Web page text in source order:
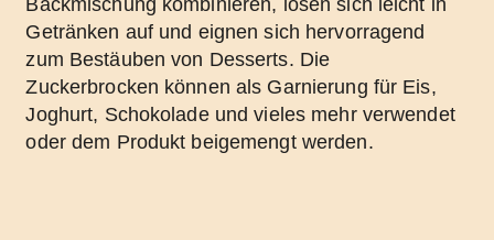
Backmischung kombinieren, lösen sich leicht in
Getränken auf und eignen sich hervorragend
zum Bestäuben von Desserts. Die
Zuckerbrocken können als Garnierung für Eis,
Joghurt, Schokolade und vieles mehr verwendet
oder dem Produkt beigemengt werden.